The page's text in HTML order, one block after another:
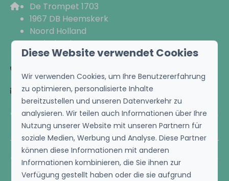
De Trompet 1703
1967 DB Heemskerk
Noord Holland
Nederland
+31 852220688
info@droomvilla.nl
Informationen
Droomvilla
Diese Website verwendet Cookies
Wir verwenden Cookies, um Ihre Benutzererfahrung
zu optimieren, personalisierte Inhalte
bereitzustellen und unseren Datenverkehr zu
analysieren. Wir teilen auch Informationen über Ihre
Nutzung unserer Website mit unseren Partnern für
soziale Medien, Werbung und Analyse. Diese Partner
können diese Informationen mit anderen
Informationen kombinieren, die Sie ihnen zur
Verfügung gestellt haben oder die sie aufgrund